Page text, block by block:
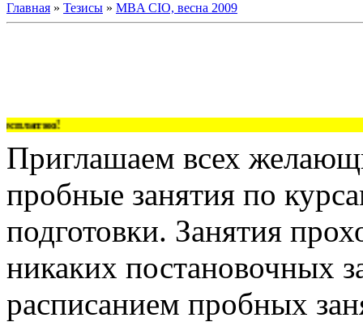
Главная » Тезисы » MBA CIO, весна 2009
Приглашаем всех
пробные занятия по
подготовки. Занятия
никаких постановочных
расписанием пробных